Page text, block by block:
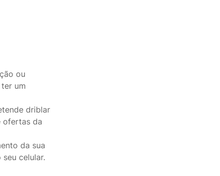
ou
um
driblar
ofertas da
da sua
celular.